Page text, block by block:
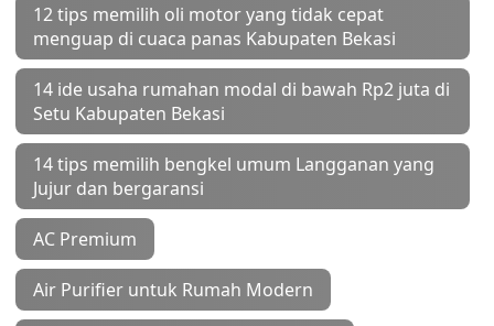
12 tips memilih oli motor yang tidak cepat
menguap di cuaca panas Kabupaten Bekasi
14 ide usaha rumahan modal di bawah Rp2 juta di
Setu Kabupaten Bekasi
14 tips memilih bengkel umum Langganan yang
Jujur dan bergaransi
AC Premium
Air Purifier untuk Rumah Modern